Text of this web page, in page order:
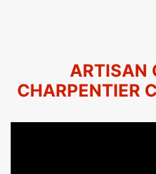
ARTISAN
CHARPENTIER